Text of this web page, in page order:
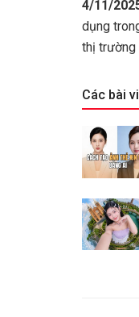
4/11/
dụng
thị trường
Các bài